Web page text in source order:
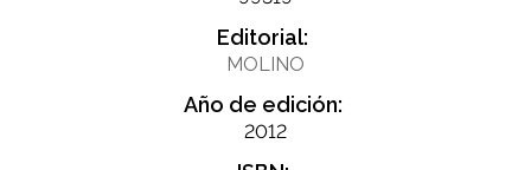
Editorial:
MOLINO
Año de edición:
2012